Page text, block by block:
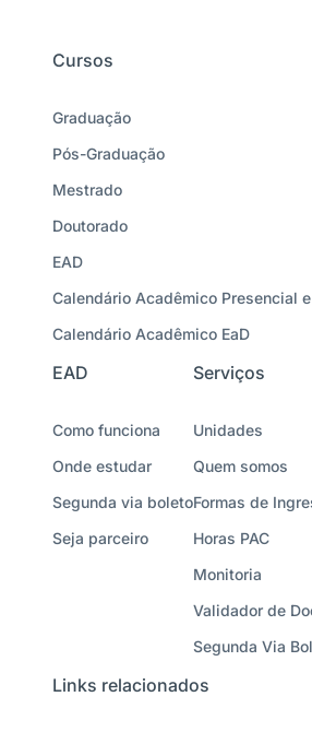
Cursos
Graduação
Pós-Graduação
Mestrado
Doutorado
EAD
Calendário Acadêmico Presencial
Calendário Acadêmico EaD
EAD
Como funciona
Onde estudar
Segunda via boleto
Seja parceiro
Serviços
Unidades
Quem somos
Formas de
Horas PAC
Monitoria
Validador de
Segunda Via
Links relacionados